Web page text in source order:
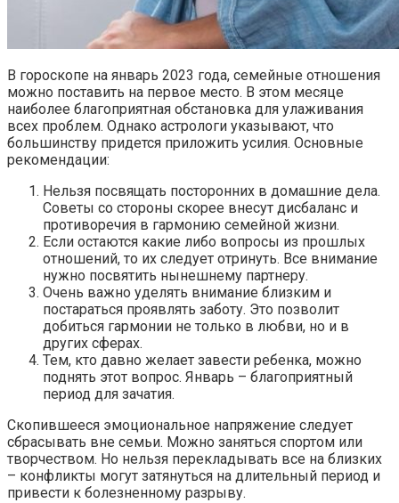
В гороскопе на январь 2023 года, семейные отношения
можно поставить на первое место. В этом месяце
наиболее благоприятная обстановка для улаживания
всех проблем. Однако астрологи указывают, что
большинству придется приложить усилия. Основные
рекомендации:
Нельзя посвящать посторонних в домашние дела.
Советы со стороны скорее внесут дисбаланс и
противоречия в гармонию семейной жизни.
Если остаются какие либо вопросы из прошлых
отношений, то их следует отринуть. Все внимание
нужно посвятить нынешнему партнеру.
Очень важно уделять внимание близким и
постараться проявлять заботу. Это позволит
добиться гармонии не только в любви, но и в
других сферах.
Тем, кто давно желает завести ребенка, можно
поднять этот вопрос. Январь – благоприятный
период для зачатия.
Скопившееся эмоциональное напряжение следует
сбрасывать вне семьи. Можно заняться спортом или
творчеством. Но нельзя перекладывать все на близких
– конфликты могут затянуться на длительный период и
привести к болезненному разрыву.